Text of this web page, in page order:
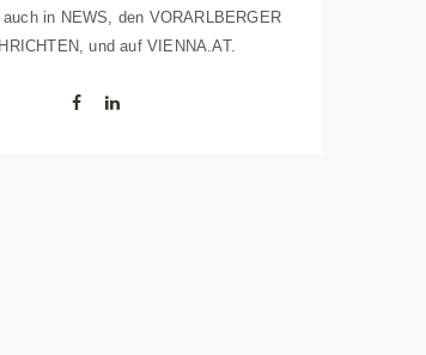
in NEWS, den VORARLBERGER
und auf VIENNA.AT.